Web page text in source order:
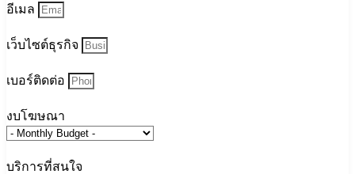
อีเมล
เว็บไซต์ธุรกิจ
เบอร์ติดต่อ
งบโฆษณา
บริการที่สนใจ